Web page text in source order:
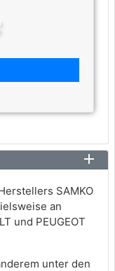
SAMKO
an
und PEUGEOT
unter den